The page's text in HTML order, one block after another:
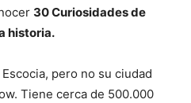
30 Curiosidades de
historia.
pero no su ciudad
Tiene cerca de 500.000